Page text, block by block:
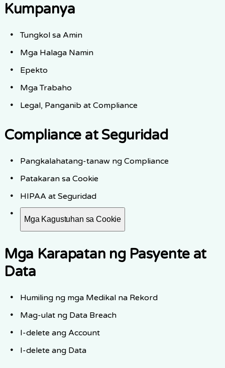
Kumpanya
Tungkol sa Amin
Mga Halaga Namin
Epekto
Mga Trabaho
Legal, Panganib at Compliance
Compliance at Seguridad
Pangkalahatang-tanaw ng Compliance
Patakaran sa Cookie
HIPAA at Seguridad
Mga Kagustuhan sa Cookie
Mga Karapatan ng Pasyente at
Data
Humiling ng mga Medikal na Rekord
Mag-ulat ng Data Breach
I-delete ang Account
I-delete ang Data